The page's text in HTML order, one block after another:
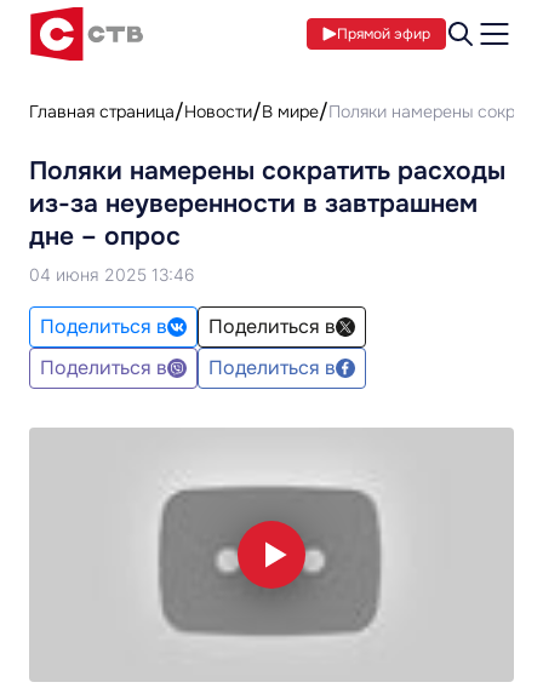
Прямой эфир
Главная страница Новости В мире Поляки намерены
Поляки намерены сократить расходы
из-за неуверенности в завтрашнем
дне – опрос
04 июня 2025 13:46
Поделиться в
Поделиться в
Поделиться в
Поделиться в